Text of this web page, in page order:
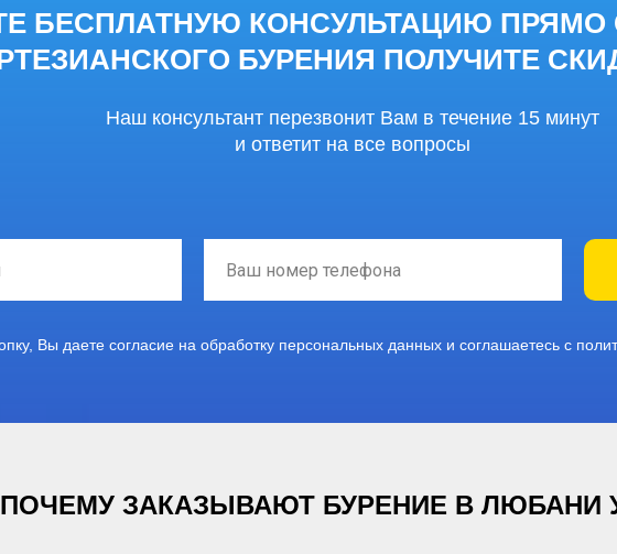
БЕСПЛАТНУЮ КОНСУЛЬТАЦИЮ ПРЯМО
БУРЕНИЯ ПОЛУЧИТЕ
Наш консультант перезвонит Вам в течение 15 минут
и ответит на все вопросы
Вы даете согласие на обработку персональных данных и соглашаетесь с
ПОЧЕМУ ЗАКАЗЫВАЮТ БУРЕНИЕ В ЛЮБАНИ